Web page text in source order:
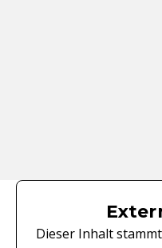
Dieser Inhalt